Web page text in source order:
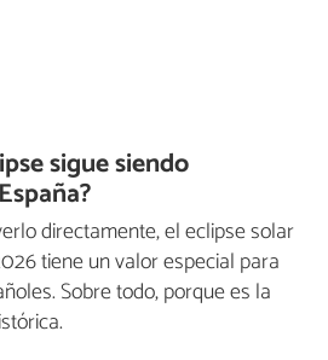
sigue siendo
directamente, el eclipse solar
tiene un valor especial para
Sobre todo, porque es la